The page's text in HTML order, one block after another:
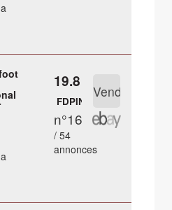
19.8 €
FDPIN
n°16
/ 54
annonces